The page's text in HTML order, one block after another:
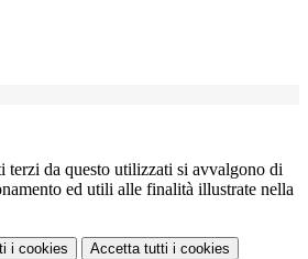
terzi da questo utilizzati si avvalgono di
ed utili alle finalità illustrate nella
i cookies Accetta tutti i cookies